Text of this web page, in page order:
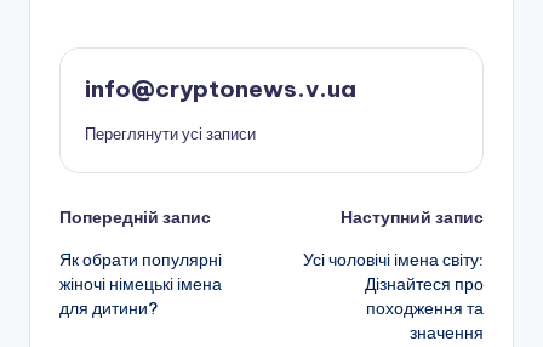
info@cryptonews.v.ua
Переглянути усі записи
Навігація
по
запису
Попередній запис
Як обрати популярні
жіночі німецькі імена
для дитини?
Наступний запис
Усі чоловічі імена світу:
Дізнайтеся про
походження та
значення